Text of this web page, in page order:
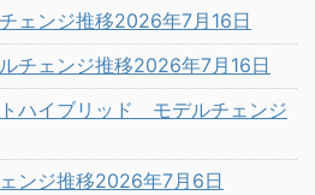
ェンジ推移2026年7月16日
チェンジ推移2026年7月16日
ハイブリッド モデルチェンジ
ンジ推移2026年7月6日